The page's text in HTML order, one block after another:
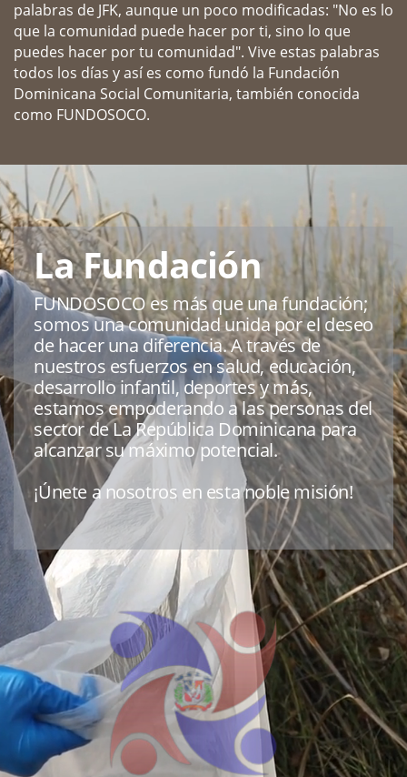
palabras de ​JFK, aunque un poco modificadas: "No es lo
que la ​comunidad puede hacer por ti, sino lo que
puedes ​hacer por tu comunidad". Vive estas palabras
todos los ​días y así es como fundó la Fundación
Dominicana ​Social Comunitaria, también conocida
como ​FUNDOSOCO.
La Fundación
FUNDOSOCO es más que una fundación; ​
somos una comunidad unida por el ​deseo
de hacer una diferencia. A través ​de
nuestros esfuerzos en salud, ​educación,
desarrollo infantil, deportes y ​más,
estamos empoderando a las ​personas del
sector de La República ​Dominicana para
alcanzar su máximo ​potencial.
¡Únete a nosotros en esta noble misión!